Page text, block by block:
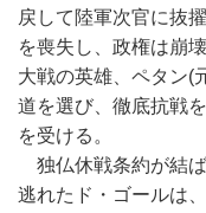
戻して陸軍次官に抜
を喪失し、政権は崩
大戦の英雄、ペタン(
道を選び、徹底抗戦
を受ける。
独仏休戦条約が結
逃れたド・ゴールは